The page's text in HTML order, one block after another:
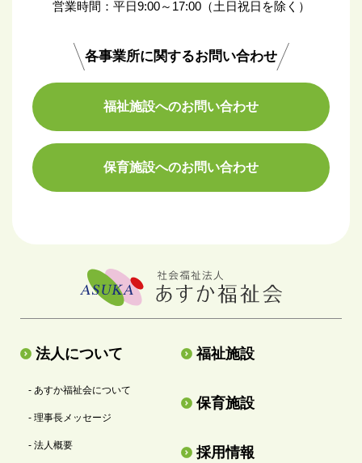
営業時間：平日9:00～17:00（土日祝日を除く）
各事業所に関するお問い合わせ
福祉施設へのお問い合わせ
保育施設へのお問い合わせ
法人について
- あすか福祉会について
- 理事長メッセージ
- 法人概要
福祉施設
保育施設
採用情報